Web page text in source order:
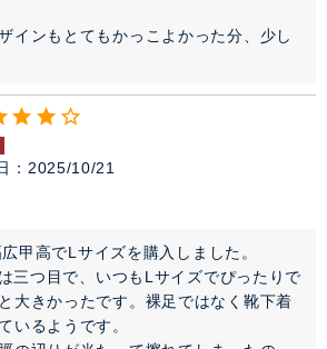
インもとてもかっこよかった分、少し
2025/10/21
甲高でLサイズを購入しました。
三つ目で、いつもLサイズでぴったりで
大きかったです。裸足ではなく靴下着
いるようです。